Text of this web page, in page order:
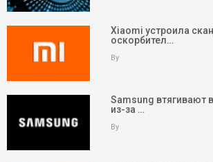
Xiaomi устроила
оскорбител…
By
Samsung втягивают
из-за …
By